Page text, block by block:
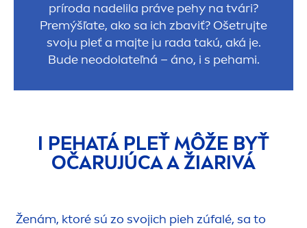
príroda nadelila práve pehy na tvári?
Premýšľate, ako sa ich zbaviť? Ošetrujte
svoju pleť a majte ju rada takú, aká je.
Bude neodolateľná – áno, i s pehami.
I PEHATÁ PLEŤ MÔŽE BYŤ
OČARUJÚCA A ŽIARIVÁ
Ženám, ktoré sú zo svojich pieh zúfalé, sa to